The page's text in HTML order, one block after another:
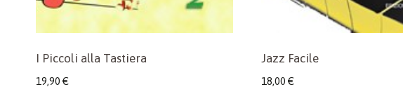
I Piccoli alla Tastiera
19,90 €
Jazz Facile
18,00 €